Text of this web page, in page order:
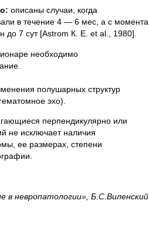
описаны случаи, когда
в течение 4 — 6 мес, а с момента
до 7 сут [Astrom К. Е. et al., 1980].
необходимо
полушарных структур
эхо).
перпендикулярно или
не исключает наличия
ее размерах, степени
в невропатологии», Б.С.Виленский